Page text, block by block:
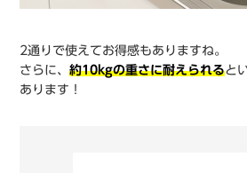
2通りで使えてお得感もありますね。
さらに、約10kgの重さに耐えられると
あります！